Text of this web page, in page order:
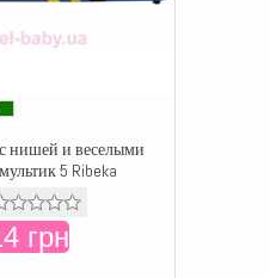
нишей и веселыми
5 Ribeka
грн